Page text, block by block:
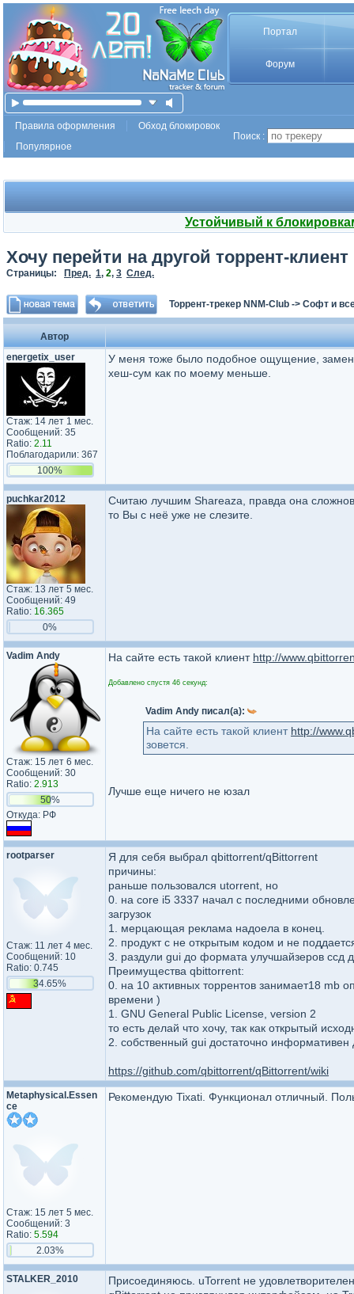
Портал
Форум
Правила оформления
Обход блокировок
Популярное
Поиск :
Устойчивый к
Хочу перейти на другой торрент-клиент
Страницы: Пред. 1, 2, 3 След.
Торрент-трекер NNM-Club -> Софт и
Автор
energetix_user
Стаж: 14 лет 1 мес.
Сообщений: 35
Ratio: 2.11
Поблагодарили: 367
100%
У меня тоже было подобное ощущение,
хеш-сум как по моему меньше.
puchkar2012
Стаж: 13 лет 5 мес.
Сообщений: 49
Ratio: 16.365
0%
Считаю лучшим Shareaza, правда она
то Вы с неё уже не слезите.
Vadim Andy
Стаж: 15 лет 6 мес.
Сообщений: 30
Ratio: 2.913
50%
Откуда: РФ
На сайте есть такой клиент http://
Добавлено спустя 46 секунд:
Vadim Andy писал(а):
На сайте есть такой клиент http://
зовется.
Лучше еще ничего не юзал
rootparser
Стаж: 11 лет 4 мес.
Сообщений: 10
Ratio: 0.745
34.65%
Я для себя выбрал qbittorrent/qBittorrent
причины:
раньше пользовался utorrent, но
0. на core i5 3337 начал с последними
загрузок
1. мерцающая реклама надоела в конец.
2. продукт с не открытым кодом и не
3. раздули gui до формата улучшайзеров ссд
Преимущества qbittorrent:
0. на 10 активных торрентов занимает18 mb
времени )
1. GNU General Public License, version 2
то есть делай что хочу, так как открытый
2. собственный gui достаточно информативен
https://github.com/qbittorrent/qBittorrent/wiki
Metaphysi​cal.Essen​
ce​
Стаж: 15 лет 5 мес.
Сообщений: 3
Ratio: 5.594
2.03%
Рекомендую Tixati. Функционал отличный.
STALKER_2010
Присоединяюсь. uTorrent не